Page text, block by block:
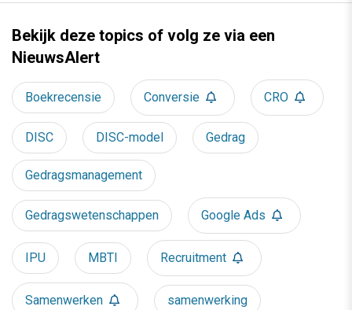
Bekijk deze topics of volg ze via een
NieuwsAlert
Boekrecensie Conversie CRO
DISC DISC-model Gedrag
Gedragsmanagement
Gedragswetenschappen Google Ads
IPU MBTI Recruitment
Samenwerken samenwerking